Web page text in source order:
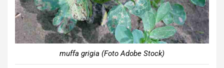
muffa grigia (Foto Adobe Stock)